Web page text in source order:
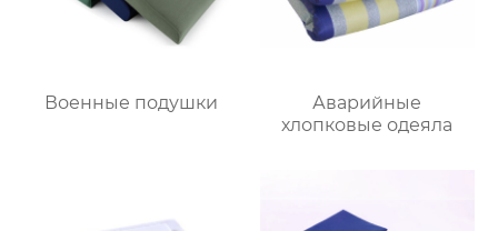
Военные подушки
Аварийные
хлопковые одеяла